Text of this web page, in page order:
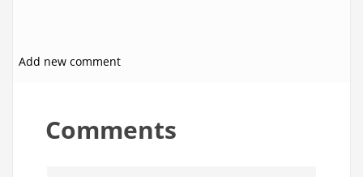
Add new comment
Comments